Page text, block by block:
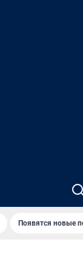
Появятся новые